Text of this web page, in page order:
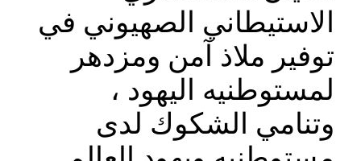
الاستيطاني الصهيوني في
توفير ملاذ آمن ومزدهر
لمستوطنيه اليهود ،
وتنامي الشكوك لدى